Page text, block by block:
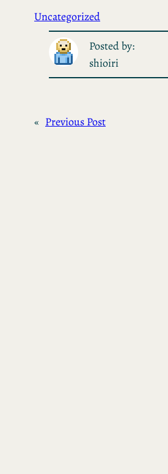
Uncategorized
Posted by:
shioiri
« Previous Post